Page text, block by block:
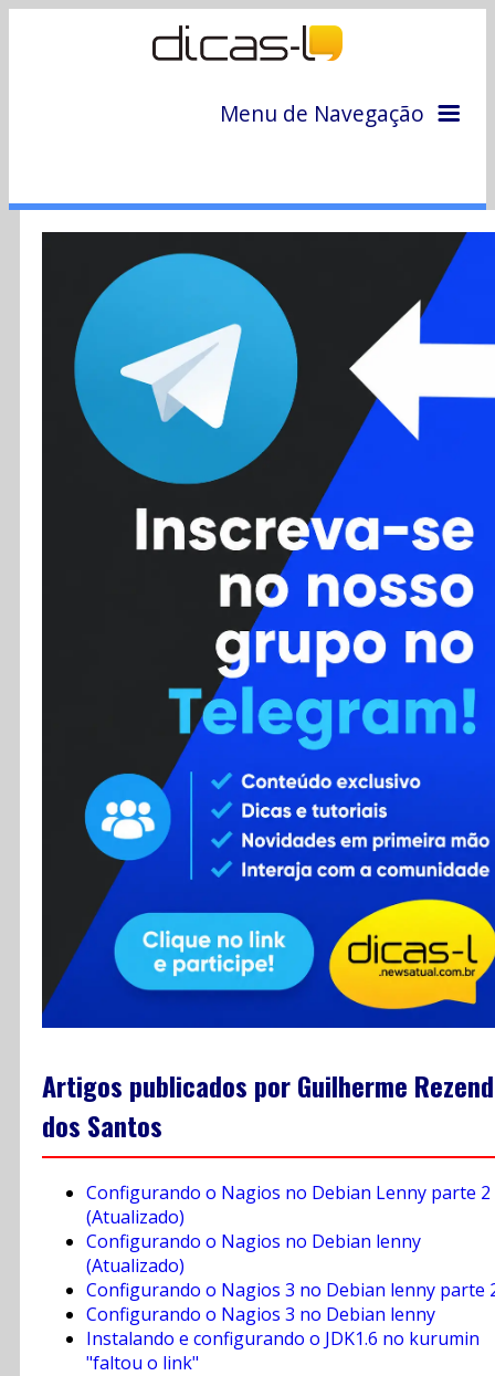
Menu de Navegação
Colunas
Colaboradores
Cursos
Enviar Dica
Contato
RSS
Artigos publicados por Guilherme
dos Santos
Configurando o Nagios no Debian Lenny parte 2
(Atualizado)
Configurando o Nagios no Debian lenny
(Atualizado)
Configurando o Nagios 3 no Debian lenny parte
Configurando o Nagios 3 no Debian lenny
Instalando e configurando o JDK1.6 no kurumin
"faltou o link"